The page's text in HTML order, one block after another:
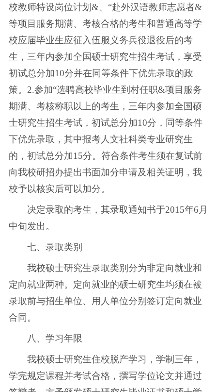
校教师特设岗位计划&、“赴外汉语教师志愿者&
等项目服务期满、考核合格的考生和普通高等学
校应届毕业生应征入伍服义务兵役退役后的考
生，三年内参加全国硕士研究生招生考试，享受
初试总分加10分并在同等条件下优先录取的政
策。2.参加“选聘高校毕业生到村任职&项目服务
期满、考核称职以上的考生，三年内参加全国硕
士研究生招生考试，初试总分加10分，同等条件
下优先录取，其中报考人文社科类专业研究生
的，初试总分加15分。符合条件考生须在复试前
向我校研招办提出书面加分申请及相关证明，我
校予以核实后可以加分。
决定录取的考生，其录取通知书于2015年6月
中旬发出。
七、录取类别
我校硕士研究生录取类别分为非定向就业和
定向就业两种。定向就业的硕士研究生均须在被
录取前与招生单位、用人单位分别签订定向就业
合同。
八、学习年限
我校硕士研究生住校脱产学习，学制三年，
学完规定课程并考试合格，撰写学位论文并通过